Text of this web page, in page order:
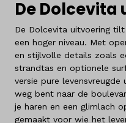
De Dolcevita
De Dolcevita uitvoering
een hoger niveau. Met
en stijlvolle details zoals
strandtas en optionele
versie pure
weg bent naar de
je haren en een glimlach
gemaakt voor wie het